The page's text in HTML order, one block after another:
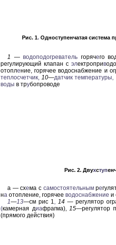
Рис. 1. Одноступенчатая система
1 — водоподогреватель горячего
регулирующий клапан сэлектроприв
отопление, горячее водоснабжение и
теплосчетчик, 10—датчик температуры,
воды в трубопроводе
Рис. 2. Двухступ
а — схема с самостоятельнымре
на отопление, горячее водоснабжение и
1—13—см рис 1, 14 — регулятор
(камерная диафрагма),15—регулятор
(прямого действия)